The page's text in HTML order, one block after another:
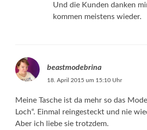
Und die Kunden danken
kommen meistens wieder.
beastmodebrina
18. April 2015 um 15:10 Uhr
Meine Tasche ist da mehr so das
Loch“. Einmal reingesteckt und nie
Aber ich liebe sie trotzdem.